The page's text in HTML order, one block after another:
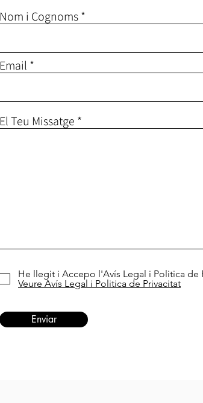
Nom i Cognoms
Email
El Teu Missatge
He llegit i Accepo l'Avís Legal i Politica de
Veure Avís Legal i Politica de Privacitat
Enviar